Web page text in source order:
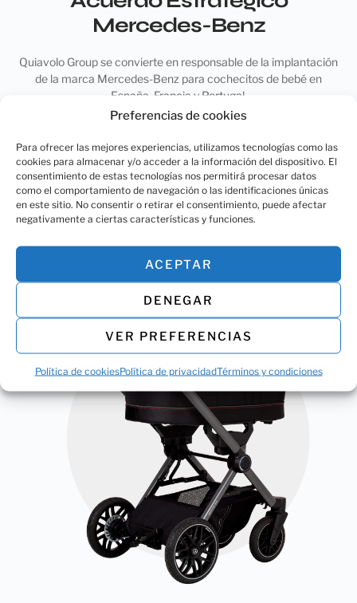
Preferencias de cookies
Para ofrecer las mejores experiencias, utilizamos tecnologías como las
cookies para almacenar y/o acceder a la información del dispositivo. El
consentimiento de estas tecnologías nos permitirá procesar datos
como el comportamiento de navegación o las identificaciones únicas
en este sitio. No consentir o retirar el consentimiento, puede afectar
negativamente a ciertas características y funciones.
ACEPTAR
DENEGAR
VER PREFERENCIAS
Política de cookiesPolítica de privacidadTérminos y condiciones
Mercedes-Benz
Quiavolo Group se convierte en responsable de la implantación
de la marca Mercedes-Benz para cochecitos de bebé en
España, Francia y Portugal.